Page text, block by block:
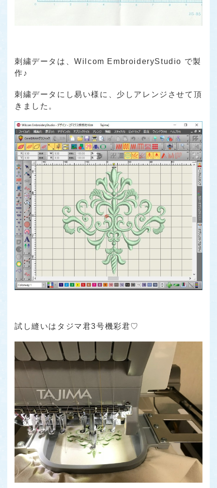
刺繍データは、Wilcom EmbroideryStudio で製
作♪
刺繍データにし易い様に、少しアレンジさせて頂
きました。
試し縫いはタジマ君3号機彩君♡